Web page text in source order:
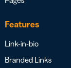
Features
Link-in-bio
Branded Links